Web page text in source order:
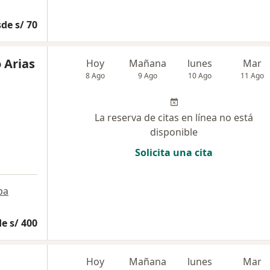
s/ 70
Arias
s/ 400
Hoy
8 Ago
Mañana
9 Ago
lunes
10 Ago
Mar
11 Ago
La reserva de citas en línea no está
disponible
Solicita una cita
Hoy Mañana lunes Mar